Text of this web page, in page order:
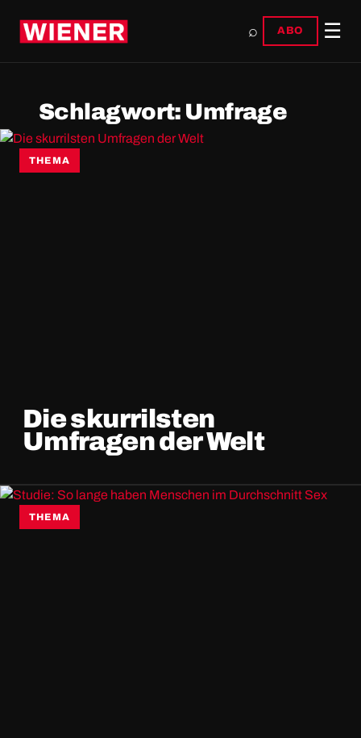
⌕ ABO ☰
Schlagwort: Umfrage
THEMA
Die skurrilsten
Umfragen der Welt
THEMA